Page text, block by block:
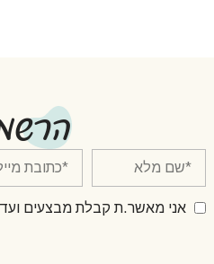
אני מאשר.ת קבלת מבצעים